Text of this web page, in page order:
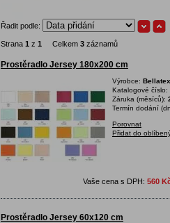
Řadit podle:
Strana 1 z 1 Celkem 3 záznamů
Prostěradlo Jersey 180x200 cm
Výrobce: Bellatex
Katalogové číslo:
Záruka (měsíců):
Termín dodání
Porovnat
Přidat do
Vaše cena s DPH: 560
Prostěradlo Jersey 60x120 cm